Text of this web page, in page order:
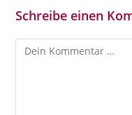
Schreibe einen
Kommentar